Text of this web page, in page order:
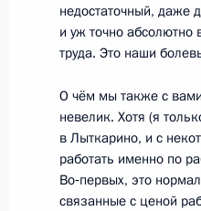
29
29
18
недостаточный, даже
и уж точно
труда. Это наши
О чём мы также с
невелик. Хотя (я
в Лыткарино, и с
работать именно по
Во‑первых, это
связанные с ценой